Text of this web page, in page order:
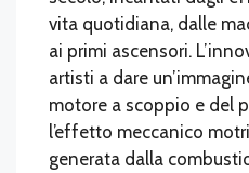
vita quotidiana, dalle
ai primi ascensori.
artisti a dare
motore a scoppio e del
l’effetto meccanico
generata dalla